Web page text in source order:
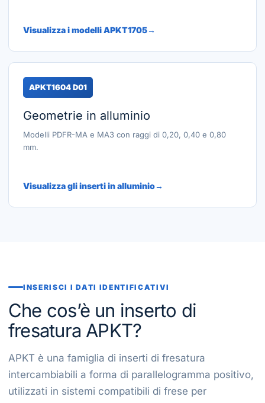
Visualizza i modelli APKT1705
APKT1604 D01
Geometrie in alluminio
Modelli PDFR-MA e MA3 con raggi di 0,20, 0,40 e 0,80
mm.
Visualizza gli inserti in alluminio
INSERISCI I DATI IDENTIFICATIVI
Che cos’è un inserto di
fresatura APKT?
APKT è una famiglia di inserti di fresatura
intercambiabili a forma di parallelogramma positivo,
utilizzati in sistemi compatibili di frese per